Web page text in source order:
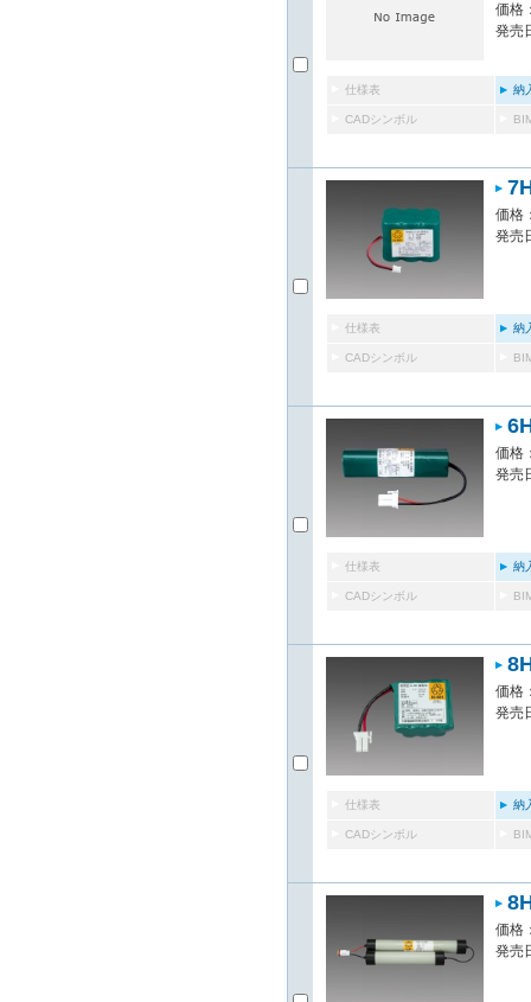
価格
発売
仕様表 納
CADシンボル
価格
発売
仕様表 納
CADシンボル
価格
発売
仕様表 納
CADシンボル
価格
発売
仕様表 納
CADシンボル
価格
発売